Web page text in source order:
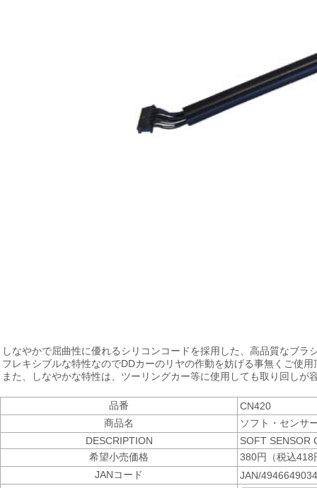
しなやかで屈曲性に優れるシリコンコードを採用した、高品質なブラ
フレキシブルな特性なのでDDカーのリヤの作動を妨げる事無くご使用
また、しなやかな特性は、ツーリングカー等に使用しても取り回しが
品番
CN420
商品名
ソフト・セン
DESCRIPTION
SOFT SENSOR
希望小売価格
380円（税込418
JANコード
JAN/